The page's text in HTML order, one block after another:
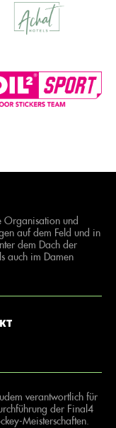
Organisation und
auf dem Feld und in
dem Dach der
auch im Damen
verantwortlich für
der Final4
Meisterschaften.